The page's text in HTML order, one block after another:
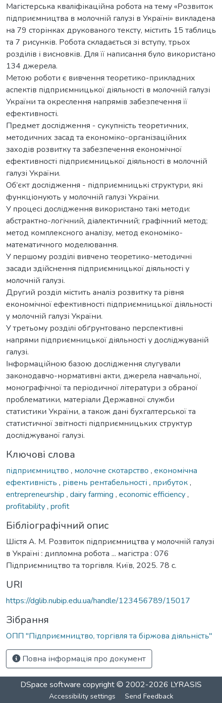
Магістерська кваліфікаційна робота на тему «Розвиток
підприємництва в молочній галузі в Україні» викладена
на 79 сторінках друкованого тексту, містить 15 таблиць
та 7 рисунків. Робота складається зі вступу, трьох
розділів і висновків. Для її написання було використано
134 джерела.
Метою роботи є вивчення теоретико-прикладних
аспектів підприємницької діяльності в молочній галузі
України та окреслення напрямів забезпечення її
ефективності.
Предмет дослідження - сукупність теоретичних,
методичних засад та економіко-організаційних
заходів розвитку та забезпечення економічної
ефективності підприємницької діяльності в молочній
галузі України.
Об’єкт дослідження - підприємницькі структури, які
функціонують у молочній галузі України.
У процесі дослідження використано такі методи:
абстрактно-логічний, діалектичний; графічний метод;
метод комплексного аналізу, метод економіко-
математичного моделювання.
У першому розділі вивчено теоретико-методичні
засади здійснення підприємницької діяльності у
молочній галузі.
Другий розділ містить аналіз розвитку та рівня
економічної ефективності підприємницької діяльності
у молочній галузі України.
У третьому розділі обґрунтовано перспективні
напрями підприємницької діяльності у досліджуваній
галузі.
Інформаційною базою дослідження слугували
законодавчо-нормативні акти, джерела навчальної,
монографічної та періодичної літератури з обраної
проблематики, матеріали Державної служби
статистики України, а також дані бухгалтерської та
статистичної звітності підприємницьких структур
досліджуваної галузі.
Ключові слова
підприємництво , молочне скотарство , економічна
ефективність , рівень рентабельності , прибуток,
entrepreneurship , dairy farming , economic efficiency,
profitability, profit
Бібліографічний опис
Шістя А. М. Розвиток підприємництва у молочній галузі
в Україні : дипломна робота ... магістра : 076
Підприємництво та торгівля. Київ, 2025. 78 с.
URI
https://dglib.nubip.edu.ua/handle/123456789/15017
Зібрання
ОПП "Підприємництво, торгівля та біржова діяльність"
Повна інформація про документ
DSpace software copyright © 2002-2026 LYRASIS
Accessibility settings Send Feedback